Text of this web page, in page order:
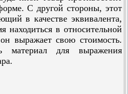
С другой стороны, этот
в качестве эквивалента,
в относительной
выражает свою стоимость.
материал для выражения